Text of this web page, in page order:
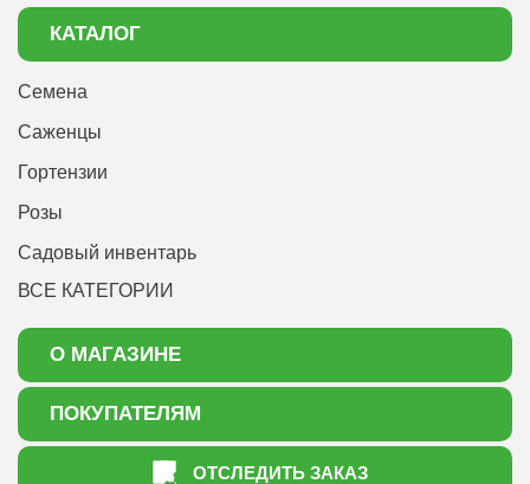
КАТАЛОГ
Семена
Саженцы
Гортензии
Розы
Садовый инвентарь
ВСЕ КАТЕГОРИИ
О МАГАЗИНЕ
О нас
Акции
ПОКУПАТЕЛЯМ
Как оформить заказ
ОТСЛЕДИТЬ ЗАКАЗ